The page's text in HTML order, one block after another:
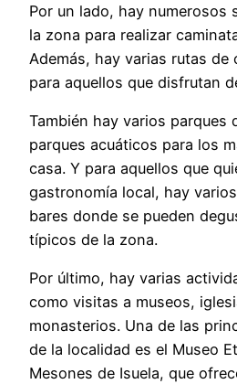
Por un lado, hay numerosos
la zona para realizar
Además, hay varias rutas de
para aquellos que disfrutan
También hay varios parques
parques acuáticos para los
casa. Y para aquellos que
gastronomía local, hay
bares donde se pueden
típicos de la zona.
Por último, hay varias
como visitas a museos,
monasterios. Una de las
de la localidad es el Museo
Mesones de Isuela, que